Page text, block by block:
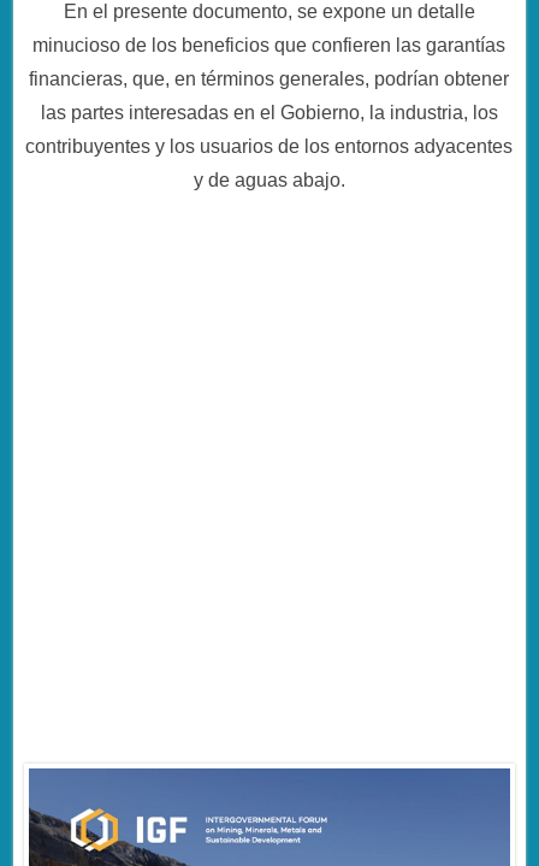
En el presente documento, se expone un detalle
minucioso de los beneficios que confieren las garantías
financieras, que, en términos generales, podrían obtener
las partes interesadas en el Gobierno, la industria, los
contribuyentes y los usuarios de los entornos adyacentes
y de aguas abajo.